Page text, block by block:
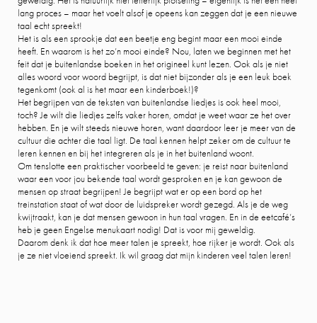
lang proces – maar het voelt alsof je opeens kan zeggen dat je een nieuwe
taal echt spreekt!
Het is als een sprookje dat een beetje eng begint maar een mooi einde
heeft. En waarom is het zo’n mooi einde? Nou, laten we beginnen met het
feit dat je buitenlandse boeken in het origineel kunt lezen. Ook als je niet
alles woord voor woord begrijpt, is dat niet bijzonder als je een leuk boek
tegenkomt (ook al is het maar een kinderboek!)?
Het begrijpen van de teksten van buitenlandse liedjes is ook heel mooi,
toch? Je wilt die liedjes zelfs vaker horen, omdat je weet waar ze het over
hebben. En je wilt steeds nieuwe horen, want daardoor leer je meer van de
cultuur die achter die taal ligt. De taal kennen helpt zeker om de cultuur te
leren kennen en bij het integreren als je in het buitenland woont.
Om tenslotte een praktischer voorbeeld te geven: je reist naar buitenland
waar een voor jou bekende taal wordt gesproken en je kan gewoon de
mensen op straat begrijpen! Je begrijpt wat er op een bord op het
treinstation staat of wat door de luidspreker wordt gezegd. Als je de weg
kwijtraakt, kan je dat mensen gewoon in hun taal vragen. En in de eetcafé’s
heb je geen Engelse menukaart nodig! Dat is voor mij geweldig.
Daarom denk ik dat hoe meer talen je spreekt, hoe rijker je wordt. Ook als
je ze niet vloeiend spreekt. Ik wil graag dat mijn kinderen veel talen leren!